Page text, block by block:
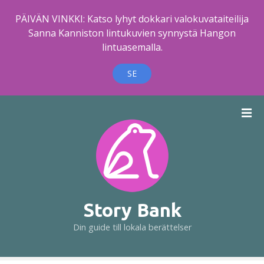
PÄIVÄN VINKKI: Katso lyhyt dokkari valokuvataiteilija
Sanna Kanniston lintukuvien synnystä Hangon
lintuasemalla.
SE
n
Story Bank
Din guide till lokala berättelser